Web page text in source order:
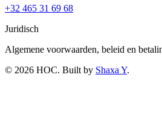
+32 465 31 69 68
Juridisch
Algemene voorwaarden, beleid en
© 2026 HOC. Built by Shaxa Y.